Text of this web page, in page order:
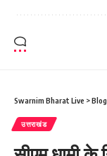
Swarnim Bharat Live >Blog
उत्तराखंड